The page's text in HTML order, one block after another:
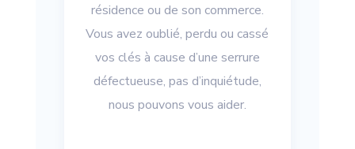
résidence ou de son commerce.
Vous avez oublié, perdu ou cassé
vos clés à cause d’une serrure
défectueuse, pas d’inquiétude,
nous pouvons vous aider.